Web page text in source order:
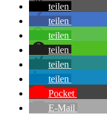
teilen
teilen
teilen
teilen
teilen
teilen
Pocket
E-Mail